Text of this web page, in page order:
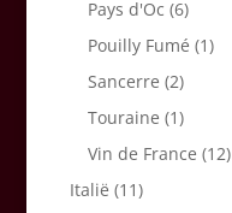
Pays d'Oc (6)
Pouilly Fumé (1)
Sancerre (2)
Touraine (1)
Vin de France (12)
Italië (11)